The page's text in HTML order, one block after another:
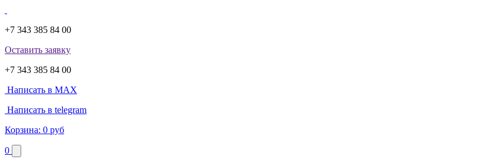
+7 343 385 84 00
Оставить заявку
+7 343 385 84 00
Написать в MAX
Написать в telegram
Корзина: 0 руб
0